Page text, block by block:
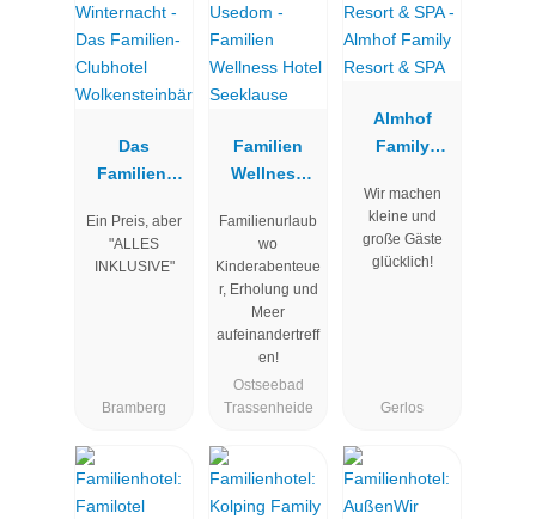
Das
Familien-
Wolkenstein
Ein Preis, aber
"ALLES
INKLUSIVE"
Bramberg
Familien
Wellness
Seeklause
Familienurlaub
wo
Kinderabenteue
r, Erholung und
Meer
aufeinandertreff
en!
Ostseebad
Trassenheide
Almhof
Family
SPA
Wir machen
kleine und
große Gäste
glücklich!
Gerlos